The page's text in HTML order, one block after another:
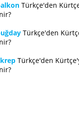
Türkçe'den
Türkçe'den
Türkçe'den